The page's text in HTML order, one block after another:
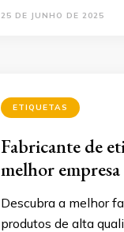
25 DE JUNHO DE 2025
ETIQUETAS
Fabricante de
melhor
Descubra a melhor
produtos de alta